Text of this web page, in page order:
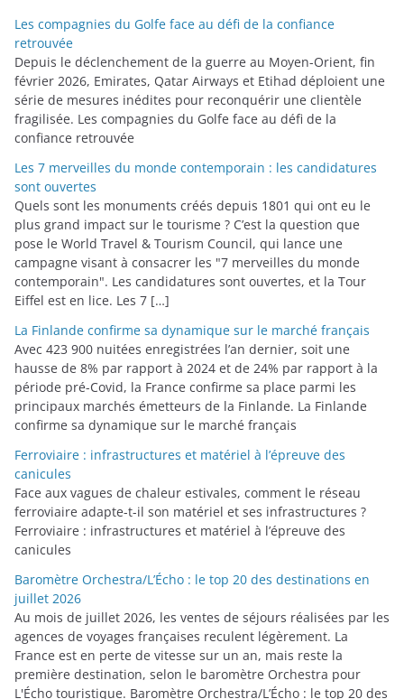
r
i
e
s
Les compagnies du Golfe face au défi de la confiance
retrouvée
Depuis le déclenchement de la guerre au Moyen-Orient, fin
février 2026, Emirates, Qatar Airways et Etihad déploient une
série de mesures inédites pour reconquérir une clientèle
fragilisée. Les compagnies du Golfe face au défi de la
confiance retrouvée
Les 7 merveilles du monde contemporain : les candidatures
sont ouvertes
Quels sont les monuments créés depuis 1801 qui ont eu le
plus grand impact sur le tourisme ? C’est la question que
pose le World Travel & Tourism Council, qui lance une
campagne visant à consacrer les "7 merveilles du monde
contemporain". Les candidatures sont ouvertes, et la Tour
Eiffel est en lice. Les 7 […]
La Finlande confirme sa dynamique sur le marché français
Avec 423 900 nuitées enregistrées l’an dernier, soit une
hausse de 8% par rapport à 2024 et de 24% par rapport à la
période pré-Covid, la France confirme sa place parmi les
principaux marchés émetteurs de la Finlande. La Finlande
confirme sa dynamique sur le marché français
Ferroviaire : infrastructures et matériel à l’épreuve des
canicules
Face aux vagues de chaleur estivales, comment le réseau
ferroviaire adapte-t-il son matériel et ses infrastructures ?
Ferroviaire : infrastructures et matériel à l’épreuve des
canicules
Baromètre Orchestra/L’Écho : le top 20 des destinations en
juillet 2026
Au mois de juillet 2026, les ventes de séjours réalisées par les
agences de voyages françaises reculent légèrement. La
France est en perte de vitesse sur un an, mais reste la
première destination, selon le baromètre Orchestra pour
L'Écho touristique. Baromètre Orchestra/L’Écho : le top 20 des